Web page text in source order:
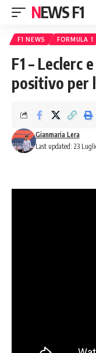
NEWS F1
F1 NEWS FORMULA 1
F1 – Leclerc
positivo per
Last updated: 23
Gianmaria Lera